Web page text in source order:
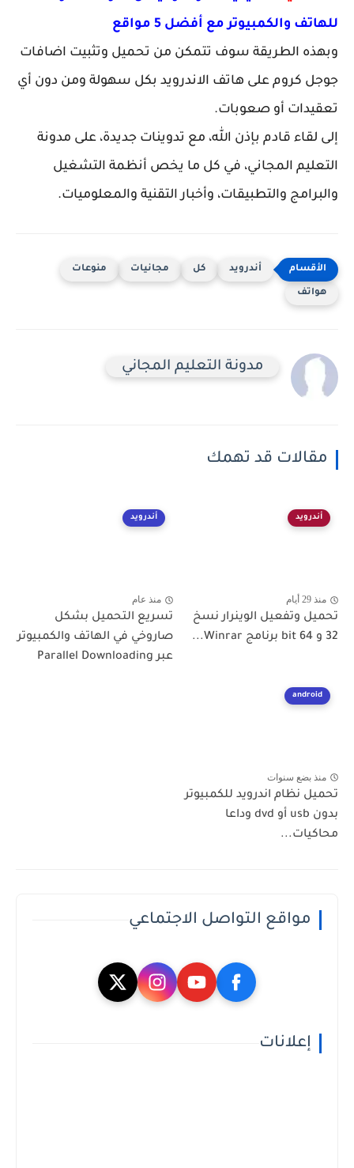
للهاتف والكمبيوتر مع أفضل 5 مواقع
وبهذه الطريقة سوف تتمكن من تحميل وتثبيت اضافات
جوجل كروم على هاتف الاندرويد بكل سهولة ومن دون أي
تعقيدات أو صعوبات.
إلى لقاء قادم بإذن الله، مع تدوينات جديدة، على مدونة
التعليم المجاني، في كل ما يخص أنظمة التشغيل
والبرامج والتطبيقات، وأخبار التقنية والمعلوميات.
أندرويد كل مجانيات منوعات
هواتف
مدونة التعليم المجاني
مقالات قد تهمك
أندرويد
منذ 29 أيام
تحميل وتفعيل الوينرار نسخ
32 و 64 bit برنامج Winrar...
أندرويد
منذ عام
تسريع التحميل بشكل
صاروخي في الهاتف والكمبيوتر
عبر Parallel Downloading
android
منذ بضع سنوات
تحميل نظام اندرويد للكمبيوتر
بدون usb أو dvd وداعا
محاكيات...
مواقع التواصل الاجتماعي
إعلانات